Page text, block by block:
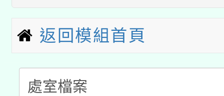
招甄選結果公告(無人
招)
適應運動共學行動站研
本館辦理115年度閱讀
暨閱讀推動專業研習
科技賦能─人工智慧
返回模組首頁